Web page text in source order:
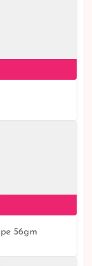
56gm